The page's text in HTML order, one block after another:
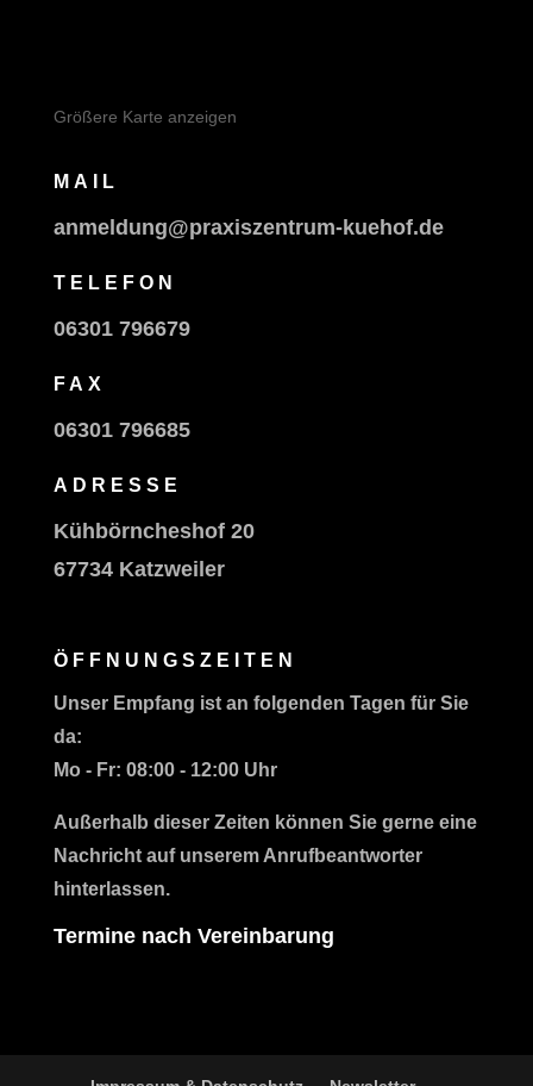
Größere Karte anzeigen
MAIL
anmeldung@praxiszentrum-kuehof.de
TELEFON
06301 796679
FAX
06301 796685
ADRESSE
Kühbörncheshof 20
67734 Katzweiler
ÖFFNUNGSZEITEN
Unser Empfang ist an folgenden Tagen für Sie
da:
Mo - Fr: 08:00 - 12:00 Uhr
Außerhalb dieser Zeiten können Sie gerne eine
Nachricht auf unserem Anrufbeantworter
hinterlassen.
Termine nach Vereinbarung